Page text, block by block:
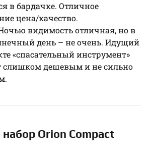
в бардачке. Отличное
цена/качество.
видимость отличная, но в
день – не очень. Идущий
«спасательный инструмент»
слишком дешевым и не сильно
Orion Compact